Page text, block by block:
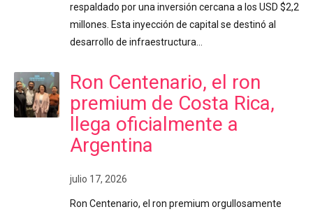
respaldado por una inversión cercana a los USD $2,2
millones. Esta inyección de capital se destinó al
desarrollo de infraestructura…
Ron Centenario, el ron
premium de Costa Rica,
llega oficialmente a
Argentina
julio 17, 2026
Ron Centenario, el ron premium orgullosamente